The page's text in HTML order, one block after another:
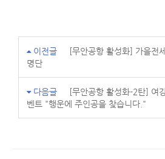
이전글
[무안공항 활성화] 가을전
명단
다음글
[무안공항 활성화-2탄] 여
벤트 "행운에 주인공을 찾습니다."